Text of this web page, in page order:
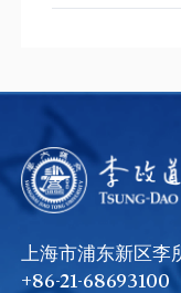
上海市浦东新区李
+86-21-68693100